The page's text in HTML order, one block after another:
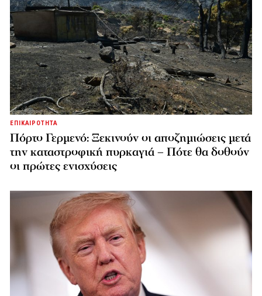
ΕΠΙΚΑΙΡΟΤΗΤΑ
Πόρτο Γερμενό: Ξεκινούν οι αποζημιώσεις μετά
την καταστροφική πυρκαγιά – Πότε θα δοθούν
οι πρώτες ενισχύσεις